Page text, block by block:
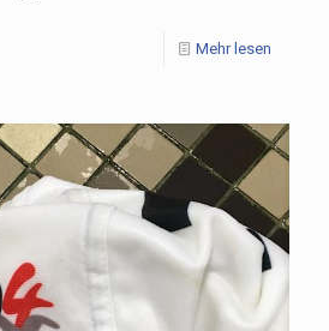
Mehr lesen